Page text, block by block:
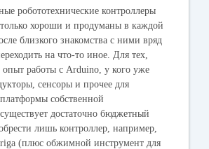
робототехнические контроллеры
хороши и продуманы в каждой
близкого знакомства с ними вряд
на что-то иное. Для тех,
опыт работы с Arduino, у кого уже
сенсоры и прочее для
собственной
достаточно бюджетный
лишь контроллер, например,
(плюс обжимной инструмент для